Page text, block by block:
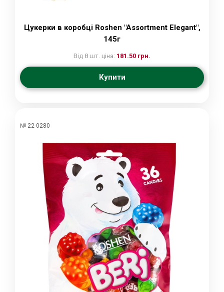
Цукерки в коробці Roshen "Assortment Elegant",
145г
Від 8 шт. ціна: 181.50 грн.
Купити
№ 22-0280